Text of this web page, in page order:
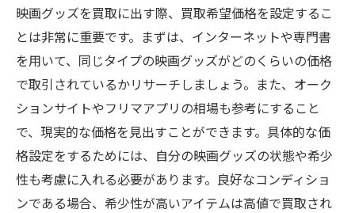
映画グッズを買取に出す際、買取希望価格を設定するこ
とは非常に重要です。まずは、インターネットや専門書
を用いて、同じタイプの映画グッズがどのくらいの価格
で取引されているかリサーチしましょう。また、オーク
ションサイトやフリマアプリの相場も参考にすること
で、現実的な価格を見出すことができます。具体的な価
格設定をするためには、自分の映画グッズの状態や希少
性も考慮に入れる必要があります。良好なコンディショ
ンである場合、希少性が高いアイテムは高値で買取され